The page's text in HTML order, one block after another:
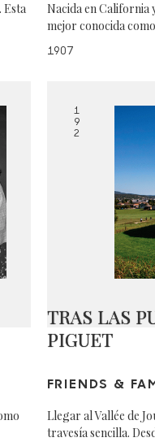
Esta
Nacida en California
mejor conocida
1907
1
9
2
TRAS LAS
PIGUET
FRIENDS &
Llegar al Vallée de
travesía sencilla.